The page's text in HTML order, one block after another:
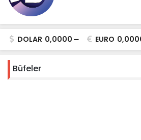
DOLAR 0,0000 EURO
Büfeler